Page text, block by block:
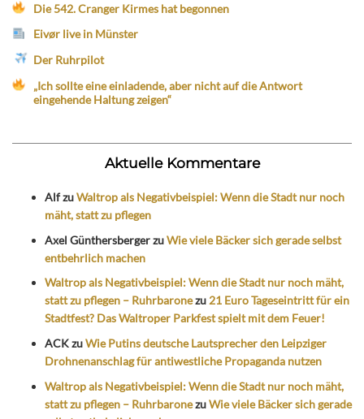
Die 542. Cranger Kirmes hat begonnen
Eivør live in Münster
Der Ruhrpilot
„Ich sollte eine einladende, aber nicht auf die Antwort
eingehende Haltung zeigen“
Aktuelle Kommentare
AlfzuWaltrop als Negativbeispiel: Wenn die Stadt nur noch
mäht, statt zu pflegen
Axel GünthersbergerzuWie viele Bäcker sich gerade selbst
entbehrlich machen
Waltrop als Negativbeispiel: Wenn die Stadt nur noch mäht,
statt zu pflegen – Ruhrbaronezu21 Euro Tageseintritt für ein
Stadtfest? Das Waltroper Parkfest spielt mit dem Feuer!
ACKzuWie Putins deutsche Lautsprecher den Leipziger
Drohnenanschlag für antiwestliche Propaganda nutzen
Waltrop als Negativbeispiel: Wenn die Stadt nur noch mäht,
statt zu pflegen – RuhrbaronezuWie viele Bäcker sich gerade